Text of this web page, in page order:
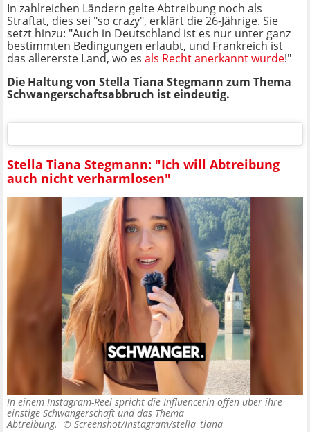
In zahlreichen Ländern gelte Abtreibung noch als
Straftat, dies sei "so crazy", erklärt die 26-Jährige. Sie
setzt hinzu: "Auch in Deutschland ist es nur unter ganz
bestimmten Bedingungen erlaubt, und Frankreich ist
das allererste Land, wo es als Recht anerkannt wurde!"
Die Haltung von Stella Tiana Stegmann zum Thema
Schwangerschaftsabbruch ist eindeutig.
Stella Tiana Stegmann: "Ich will Abtreibung
auch nicht verharmlosen"
In einem Instagram-Reel spricht die Influencerin offen über ihre
einstige Schwangerschaft und das Thema
Abtreibung. © Screenshot/Instagram/stella_tiana